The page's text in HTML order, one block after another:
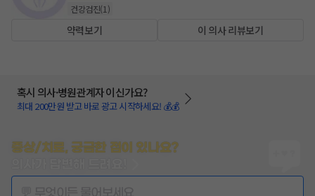
건강검진(1 )
약력보기 이 의사 리뷰보기
혹시 의사·병원관계자 이신가요?
최대 200만원 받고 바로 광고 시작하세요! 💰💰
증상/치료, 궁금한 점이 있나요?